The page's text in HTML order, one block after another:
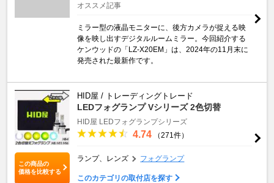
オススメ記事
ミラー型の液晶モニターに、後方カメラが捉える映
像を映し出すデジタルルームミラー。今回紹介する
ケンウッドの「LZ-X20EM」は、2024年の11月末に
発売された最新作です。
この商品の
価格を比較する
HID屋 / トレーディングトレード
LEDフォグランプ Vシリーズ 2色切替
HID屋 LEDフォグランプシリーズ
4.74 （271件）
ランプ、レンズ フォグランプ
このカテゴリの取付店を探す